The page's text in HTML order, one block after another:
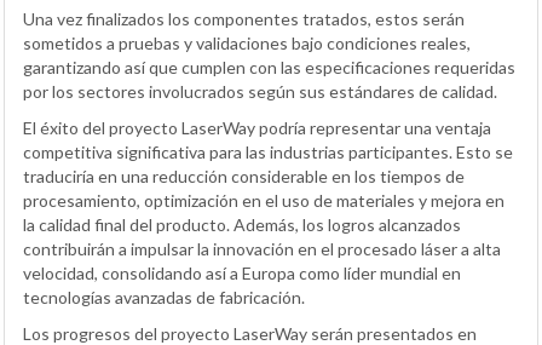
Una vez finalizados los componentes tratados, estos serán
sometidos a pruebas y validaciones bajo condiciones reales,
garantizando así que cumplen con las especificaciones requeridas
por los sectores involucrados según sus estándares de calidad.
El éxito del proyecto LaserWay podría representar una ventaja
competitiva significativa para las industrias participantes. Esto se
traduciría en una reducción considerable en los tiempos de
procesamiento, optimización en el uso de materiales y mejora en
la calidad final del producto. Además, los logros alcanzados
contribuirán a impulsar la innovación en el procesado láser a alta
velocidad, consolidando así a Europa como líder mundial en
tecnologías avanzadas de fabricación.
Los progresos del proyecto LaserWay serán presentados en